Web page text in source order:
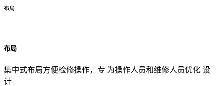
布局
布局
集中式布局方便检修操作，专 为操作人员和维修人员优化 设
计